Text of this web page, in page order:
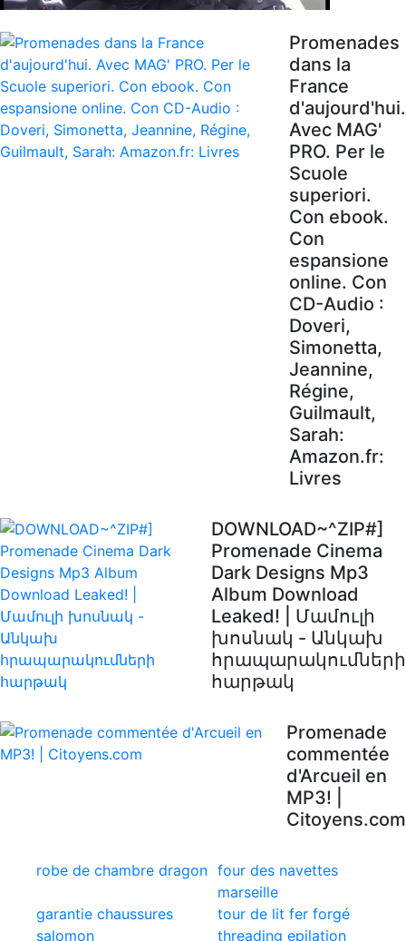
Promenades
dans la
France
d'aujourd'hui.
Avec MAG'
PRO. Per le
Scuole
superiori.
Con ebook.
Con
espansione
online. Con
CD-Audio :
Doveri,
Simonetta,
Jeannine,
Régine,
Guilmault,
Sarah:
Amazon.fr:
Livres
DOWNLOAD~^ZIP#]
Promenade Cinema
Dark Designs Mp3
Album Download
Leaked! | Մամուլի
խոսնակ - Անկախ
հրապարակումների
հարթակ
Promenade
commentée
d'Arcueil en
MP3! |
Citoyens.com
robe de chambre dragon four des navettes
marseille
garantie chaussures
salomon
tour de lit fer forgé
threading epilation